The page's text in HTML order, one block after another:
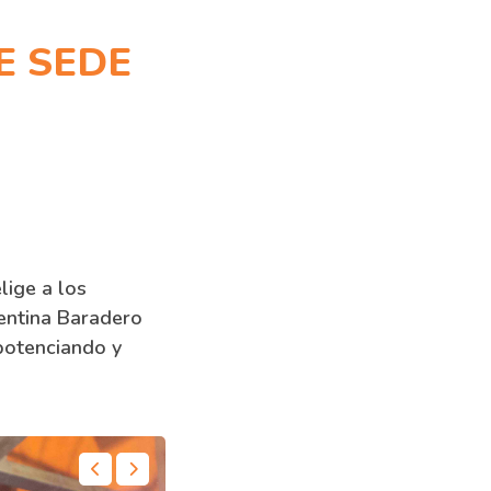
SEDE
a los
Baradero
y